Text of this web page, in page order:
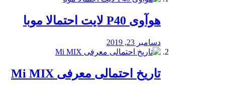
هوآوی P40 لایت احتمالا موبا
دسامبر 23, 2019
تاریخ احتمالی معرفی Mi MIX